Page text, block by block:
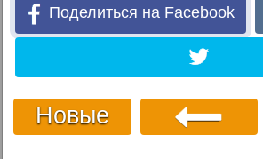
Поделиться на Facebook
Новые